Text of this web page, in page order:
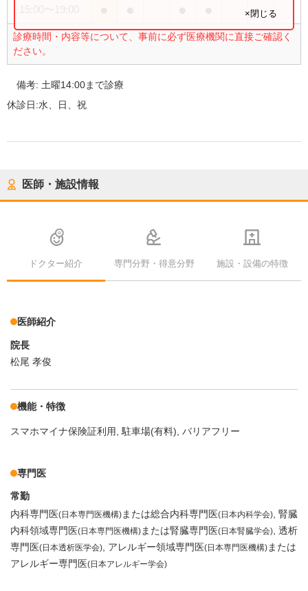
診療時間・内容等について、事前に必ず医療機関に直接ご確認く
ださい。
×閉じる
備考: 土曜14:00まで診療
休診日:水、日、祝
医師・施設情報
ドクター紹介 専門分野・得意分野 施設・設備の特徴
医師紹介
院長
松尾 孝俊
機能・特徴
スマホマイナ保険証利用 駐車場(有料) バリアフリー
専門医
常勤
内科専門医(日本専門医機構)または総合内科専門医(日本内科学会) 腎臓
内科領域専門医(日本専門医機構)または腎臓専門医(日本腎臓学会) 透析
専門医(日本透析医学会) アレルギー領域専門医(日本専門医機構)または
アレルギー専門医(日本アレルギー学会)